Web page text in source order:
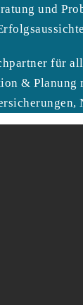
und
für
& Planung